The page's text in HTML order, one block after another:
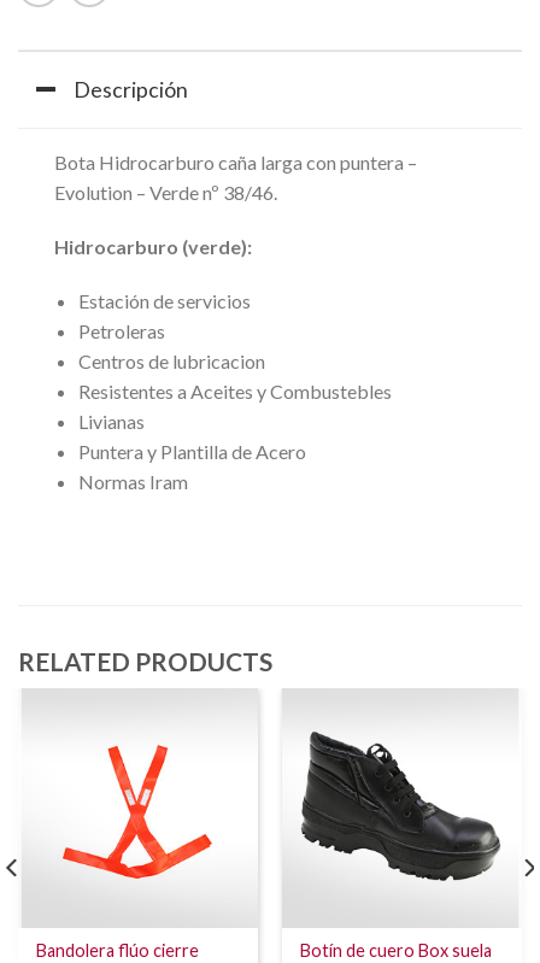
Descripción
Bota Hidrocarburo caña larga con puntera –
Evolution – Verde nº 38/46.
Hidrocarburo (verde):
Estación de servicios
Petroleras
Centros de lubricacion
Resistentes a Aceites y Combustebles
Livianas
Puntera y Plantilla de Acero
Normas Iram
RELATED PRODUCTS
Bandolera flúo cierre
Botín de cuero Box suela